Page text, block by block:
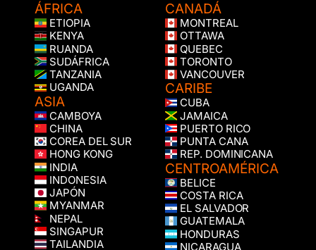
ÁFRICA
ETIOPIA
KENYA
RUANDA
SUDÁFRICA
TANZANIA
UGANDA
ASIA
CAMBOYA
CHINA
COREA DEL SUR
HONG KONG
INDIA
INDONESIA
JAPÓN
MYANMAR
NEPAL
SINGAPUR
TAILANDIA
CANADÁ
MONTREAL
OTTAWA
QUEBEC
TORONTO
VANCOUVER
CARIBE
CUBA
JAMAICA
PUERTO RICO
PUNTA CANA
REP. DOMINICANA
CENTROAMÉRICA
BELICE
COSTA RICA
EL SALVADOR
GUATEMALA
HONDURAS
NICARAGUA